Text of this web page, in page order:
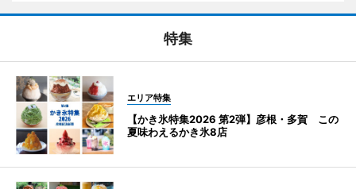
特集
エリア特集
【かき氷特集2026 第2弾】彦根・多賀 この
夏味わえるかき氷8店